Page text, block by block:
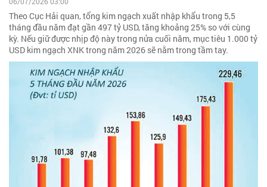
Theo Cục Hải quan, tổng kim ngạch xuất nhập khẩu trong 5,5
tháng đầu năm đạt gần 497 tỷ USD, tăng khoảng 25% so với cùng
kỳ. Nếu giữ được nhịp độ này trong nửa cuối năm, mục tiêu 1.000 tỷ
USD kim ngạch XNK trong năm 2026 sẽ nằm trong tầm tay.